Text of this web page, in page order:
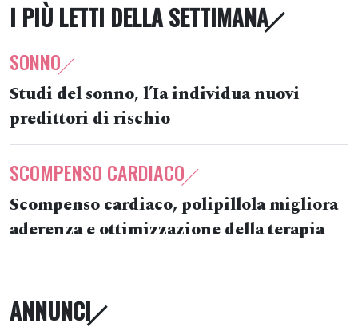
I PIÙ LETTI DELLA SETTIMANA
SONNO
Studi del sonno, l’Ia individua nuovi
predittori di rischio
SCOMPENSO CARDIACO
Scompenso cardiaco, polipillola migliora
aderenza e ottimizzazione della terapia
ANNUNCI